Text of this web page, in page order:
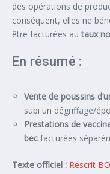
des opérations de
conséquent, elles ne
être facturées autaux
En résumé :
Vente de poussins
subi un dégriffage/
Prestations de
bec facturées
Texte officiel : Rescrit